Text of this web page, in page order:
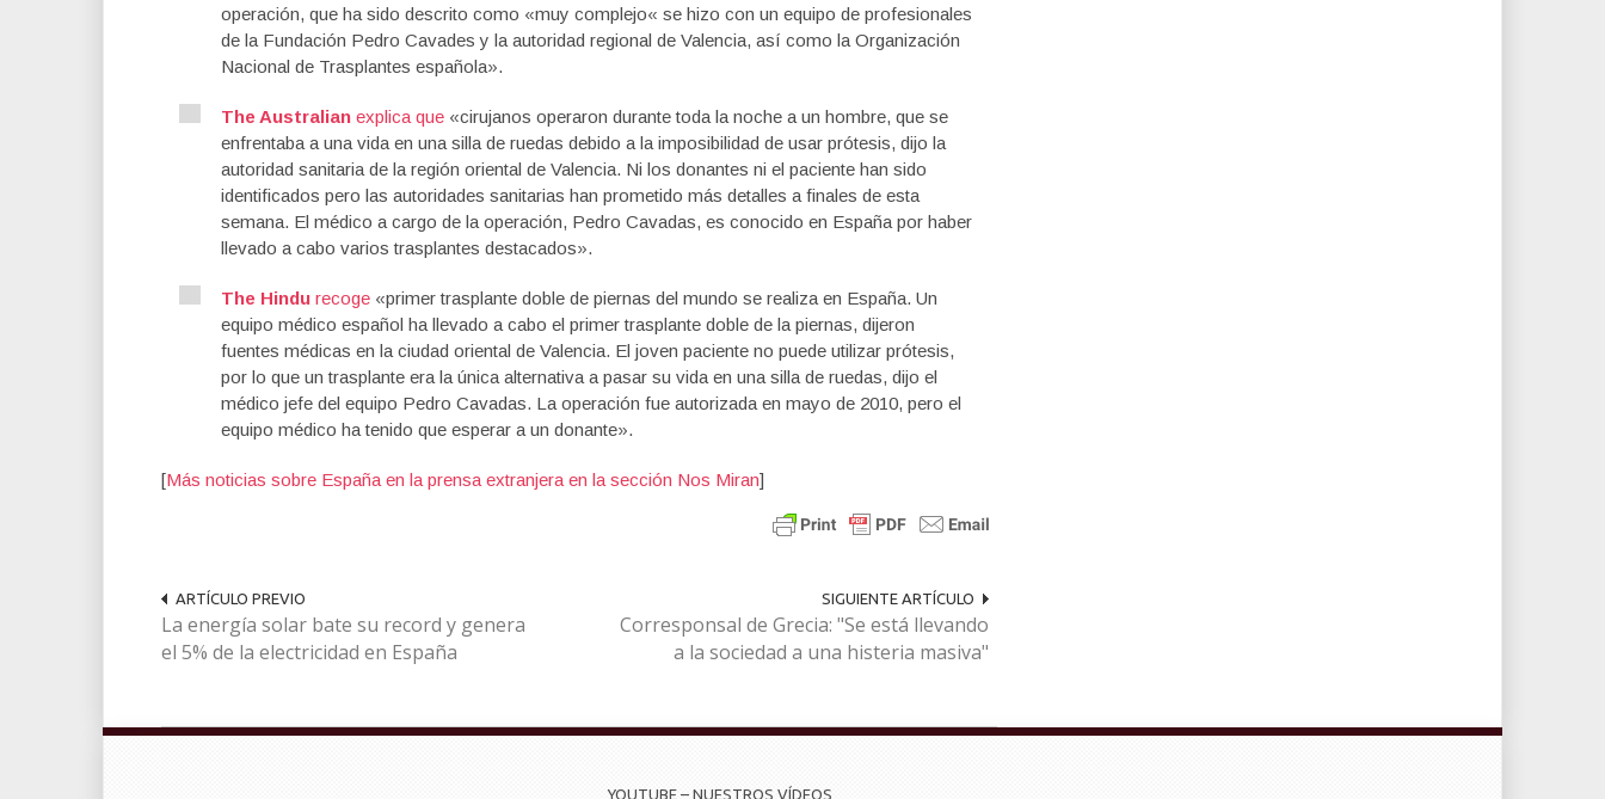
operación, que ha sido descrito como «muy complejo« se hizo con un equipo de profesionales
de la Fundación Pedro Cavades y la autoridad regional de Valencia, así como la Organización
Nacional de Trasplantes española».
The Australian explica que «cirujanos operaron durante toda la noche a un hombre, que se
enfrentaba a una vida en una silla de ruedas debido a la imposibilidad de usar prótesis, dijo la
autoridad sanitaria de la región oriental de Valencia. Ni los donantes ni el paciente han sido
identificados pero las autoridades sanitarias han prometido más detalles a finales de esta
semana. El médico a cargo de la operación, Pedro Cavadas, es conocido en España por haber
llevado a cabo variostrasplantes destacados».
The Hindu recoge «primertrasplante doble de piernas del mundo se realiza en España. Un
equipo médico español ha llevado a cabo el primer trasplante doble de la piernas, dijeron
fuentes médicas en la ciudad oriental de Valencia. El joven paciente no puede utilizar prótesis,
por lo que un trasplante era la única alternativa a pasar su vida en una silla de ruedas, dijo el
médico jefe del equipo Pedro Cavadas. La operación fue autorizada en mayo de 2010, pero el
equipo médico ha tenido que esperar a un donante».
[Más noticias sobre España en la prensa extranjera en la sección Nos Miran]
ARTÍCULO PREVIO
La energía solar bate su record y genera
el 5% de la electricidad en España
SIGUIENTE ARTÍCULO
Corresponsal de Grecia: "Se está llevando
a la sociedad a una histeria masiva"
YOUTUBE – NUESTROS VÍDEOS